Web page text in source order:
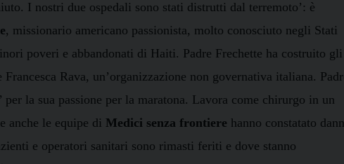
I nostri due ospedali sono stati distrutti dal terremoto’: è
, missionario americano passionista, molto conosciuto negli Stati
poveri e abbandonati di Haiti. Padre Frechette ha costruito gli
Rava, un’organizzazione non governativa italiana.
la sua passione per la maratona. Lavora come chirurgo in un
anche le equipe di Medici senza frontiere hanno constatato
e operatori sanitari sono rimasti feriti e dove stanno